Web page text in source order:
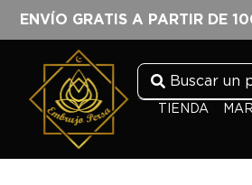
ENVÍO GRATIS A PARTIR DE
TIENDA